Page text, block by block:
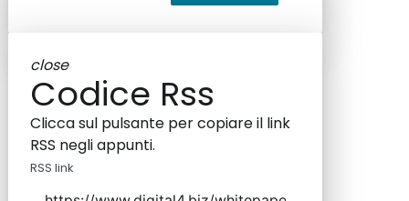
close
Codice Rss
Clicca sul pulsante per copiare il link
RSS negli appunti.
RSS link